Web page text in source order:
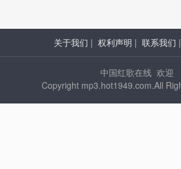
关于我们 | 权利声明 | 联系我们 |
中国红歌在线 欢迎
Copyright mp3.hot1949.com.All